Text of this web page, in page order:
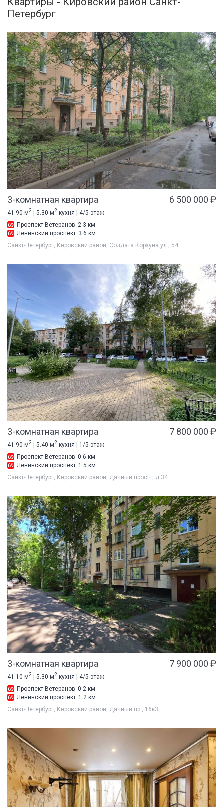
Петербург
3-комнатная квартира 6 500 000 ₽
41.90 м2 | 5.30 м2 кухня | 4/5 этаж
Проспект Ветеранов 2.3 км
Ленинский проспект 3.6 км
Санкт-Петербург, Кировский район, Солдата Корзуна ул., 54
3-комнатная квартира 7 800 000 ₽
41.90 м2 | 5.40 м2 кухня | 1/5 этаж
Проспект Ветеранов 0.6 км
Ленинский проспект 1.5 км
Санкт-Петербург, Кировский район, Дачный просп., д 34
3-комнатная квартира 7 900 000 ₽
41.10 м2 | 5.30 м2 кухня | 4/5 этаж
Проспект Ветеранов 0.2 км
Ленинский проспект 1.2 км
Санкт-Петербург, Кировский район, Дачный пр., 16к3